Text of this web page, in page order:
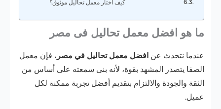
كيف أختار معمل تحاليل موثوق؟
ما هو افضل معمل تحاليل فى مصر
عندما نتحدث عن افضل معمل تحاليل في مصر ، فإن معمل
الصفا يتصدر المشهد بقوة، لأنه بنى سمعته على أساس من
الثقة والجودة والالتزام بتقديم أفضل تجربة ممكنة لكل
عميل.